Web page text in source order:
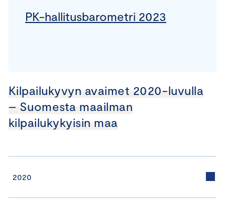
PK-hallitusbarometri 2023
Kilpailukyvyn avaimet 2020-luvulla
– Suomesta maailman
kilpailukykyisin maa
2020